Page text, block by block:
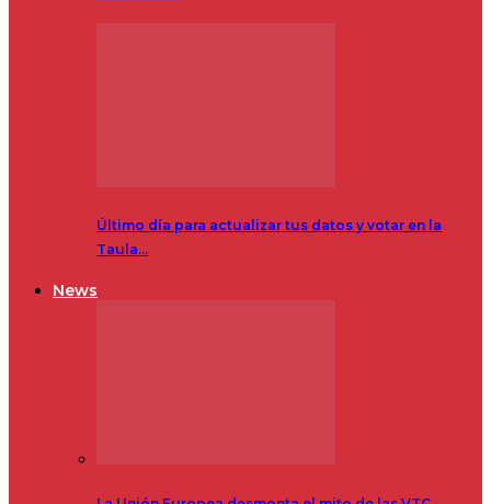
Último día para actualizar tus datos y votar en la
Taula…
News